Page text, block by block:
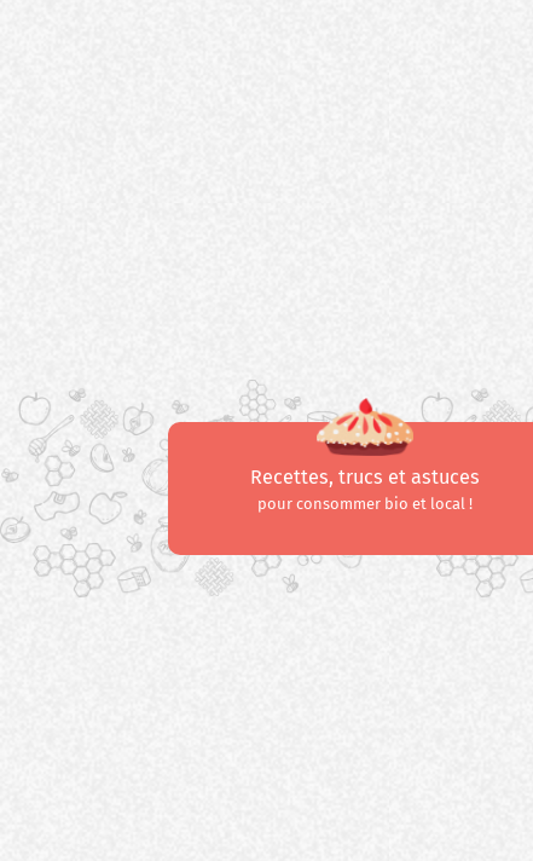
Recettes, trucs et astuces
pour consommer bio et local !